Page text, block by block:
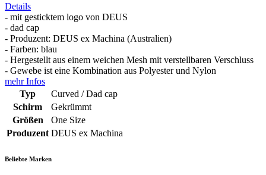
Details
- mit gesticktem logo von DEUS
- dad cap
- Produzent: DEUS ex Machina (Australien)
- Farben: blau
- Hergestellt aus einem weichen Mesh mit verstellbaren Verschluss
- Gewebe ist eine Kombination aus Polyester und Nylon
mehr Infos
Typ
Curved / Dad cap
Schirm
Gekrümmt
Größen
One Size
Produzent DEUS ex Machina
Beliebte Marken